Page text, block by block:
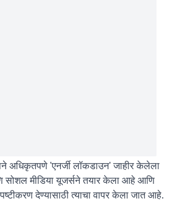
अधिकृतपणे 'एनर्जी लॉकडाउन' जाहीर केलेला
सोशल मीडिया यूजर्सने तयार केला आहे आणि
देण्यासाठी त्याचा वापर केला जात आहे.